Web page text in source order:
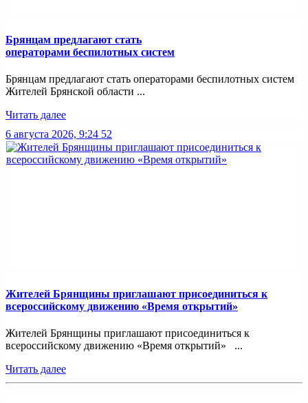
Брянцам предлагают стать
оперaторами бeспилотных систeм
Брянцам предлагают стать оперaторами бeспилотных систeм
Жителей Брянской области ...
Читать далее
6 августа 2026, 9:24 52
Жителей Брянщины приглашают присоединиться к
всероссийскому движению «Время открытий»
Жителей Брянщины приглашают присоединиться к
всероссийскому движению «Время открытий» ...
Читать далее